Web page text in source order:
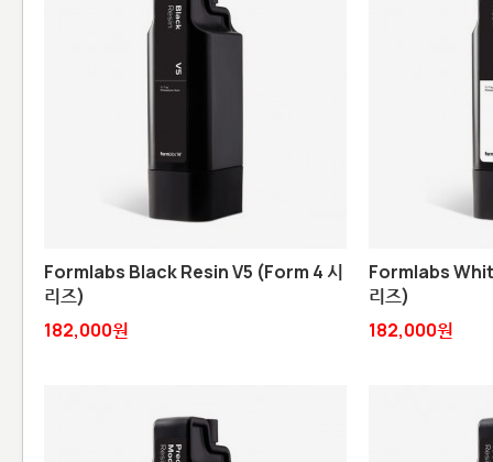
Formlabs Black Resin V5 (Form 4 시
리즈)
182,000원
Formlabs
리즈)
182,000원